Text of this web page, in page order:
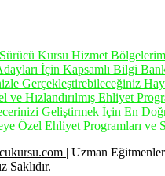
Kursu Hizmet
İçin Kapsamlı Bilgi
Gerçekleştirebileceğiniz
ve Hızlandırılmış Ehliyet
Geliştirmek İçin En
Özel Ehliyet Programları ve
| Uzman
Saklıdır.